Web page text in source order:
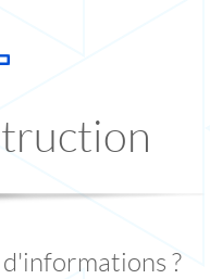
d'informations ?